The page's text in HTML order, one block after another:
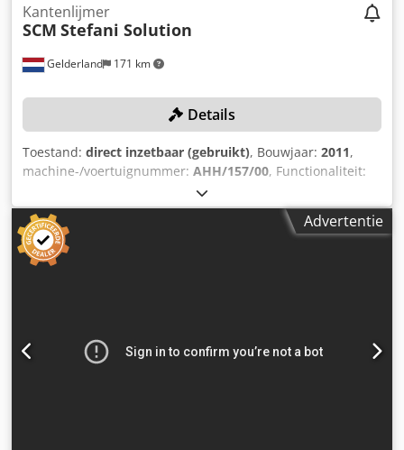
sectoren Yorick Diebels Dkedpfeyrp Uaex Amnsr
Gelderland 171 km
Kantenlijmer
SCM Stefani Solution
Details
Toestand: direct inzetbaar (gebruikt), Bouwjaar: 2011,
machine-/voertuignummer: AHH/157/00, Functionaliteit:
, totale lengte:
breedte:2.400 mm, totaalgewicht:4.000 kg, Uitrusting:CE-
markering
, TECHNISCHE DETAILS De machine is als volgt
geconfigureerd: 1. Unittype: Voorfreesaggregaat 2.
Unittype: Lijmaggregaat 3. Unittype: Aandrukrollen 4.
Unittype: Vlakaftrekaggregaat 9. Unittype: Borstelaggregaat
MACHINEDETAILS Spanning: 400 V Stroomverbruik: 36 A
Advertentie